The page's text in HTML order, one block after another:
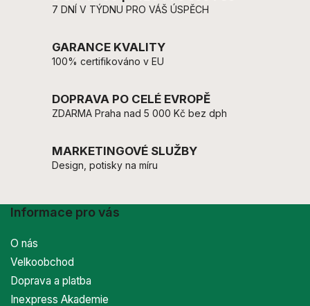
7 DNÍ V TÝDNU PRO VÁŠ ÚSPĚCH
GARANCE KVALITY
100% certifikováno v EU
DOPRAVA PO CELÉ EVROPĚ
ZDARMA Praha nad 5 000 Kč bez dph
MARKETINGOVÉ SLUŽBY
Design, potisky na míru
Informace pro vás
O nás
Velkoobchod
Doprava a platba
Inexpress Akademie